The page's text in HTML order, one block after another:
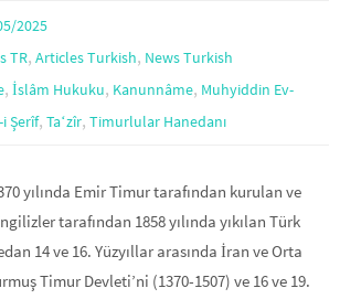
2025
TR,Articles Turkish, News Turkish
,İslâm Hukuku, Kanunnâme, Muhyiddin Ev-
i Şerîf, Taʻzîr, Timurlular Hanedanı
yılında Emir Timur tarafından kurulan ve
tarafından 1858 yılında yıkılan Türk
14 ve 16. Yüzyıllar arasında İran ve Orta
Timur Devleti’ni (1370-1507) ve 16 ve 19.